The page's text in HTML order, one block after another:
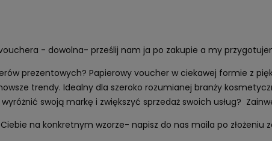
- dowolna- prześlij nam ja po zakupie a my
prezentowych? Papierowy voucher w ciekawej formie z
trendy. Idealny dla szeroko rozumianej branży
swoją markę i zwiększyć sprzedaż swoich usług?
na konkretnym wzorze- napisz do nas maila po złożeniu